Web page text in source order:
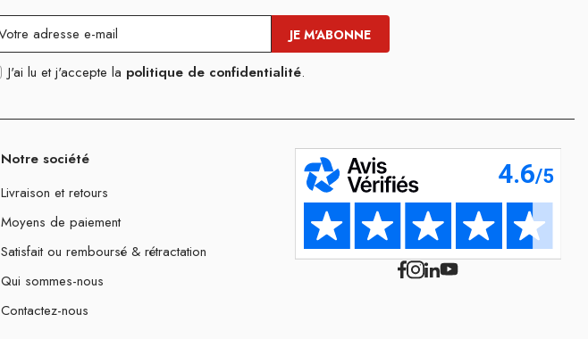
J'ai lu et j'accepte la politique de confidentialité.
Notre société
Livraison et retours
Moyens de paiement
Satisfait ou remboursé & rétractation
Qui sommes-nous
Contactez-nous